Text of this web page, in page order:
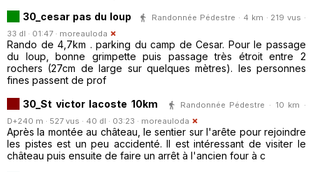
30_cesar pas du loup
Randonnée Pédestre · 4 km · 219 vus ·
33 dl · 01:47 · moreauloda
Rando de 4,7km . parking du camp de Cesar. Pour le passage
du loup, bonne grimpette puis passage très étroit entre 2
rochers (27cm de large sur quelques mètres). les personnes
fines passent de prof
30_St victor lacoste 10km
Randonnée Pédestre · 10 km ·
D+240 m · 527 vus · 40 dl · 03:23 · moreauloda
Après la montée au château, le sentier sur l'arête pour rejoindre
les pistes est un peu accidenté. Il est intéressant de visiter le
château puis ensuite de faire un arrêt à l'ancien four à c